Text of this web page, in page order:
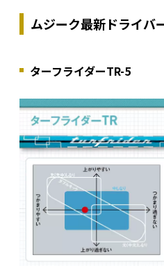
ムジーク最新ドライバ
ターフライダーTR-5